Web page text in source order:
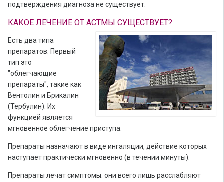
подтверждения диагноза не существует.
КАКОЕ ЛЕЧЕНИЕ ОТ АСТМЫ СУЩЕСТВУЕТ?
Есть два типа
препаратов. Первый
тип это
"облегчающие
препараты", такие как
Вентолин и Брикалин
(Тербулин). Их
функцией является
мгновенное облегчение приступа.
Препараты назначают в виде ингаляции, действие которых
наступает практически мгновенно (в течении минуты).
Препараты лечат симптомы: они всего лишь расслабляют